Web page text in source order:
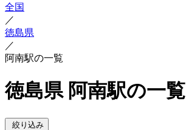
全国
／
徳島県
／
阿南駅の一覧
徳島県 阿南駅の一覧
絞り込み